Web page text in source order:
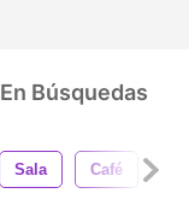
Búsquedas
Sala Café